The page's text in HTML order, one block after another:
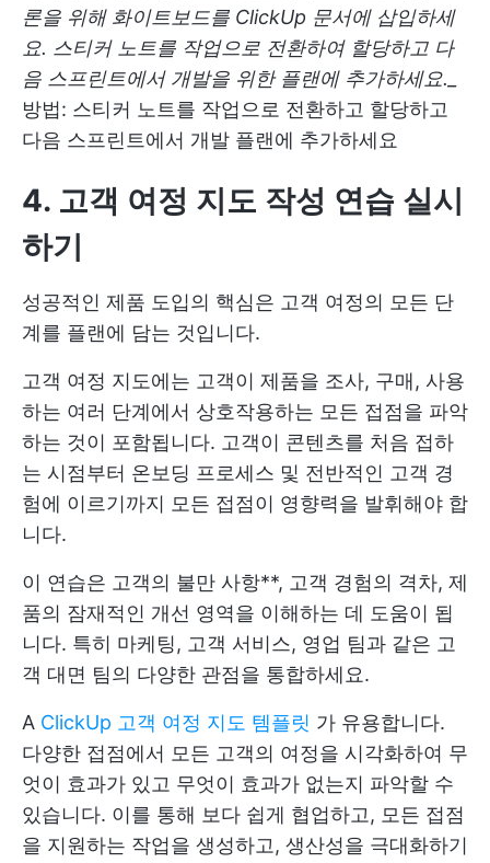
론을 위해 화이트보드를 ClickUp 문서에 삽입하세
요. 스티커 노트를 작업으로 전환하여 할당하고 다
음 스프린트에서 개발을 위한 플랜에 추가하세요._
방법: 스티커 노트를 작업으로 전환하고 할당하고
다음 스프린트에서 개발 플랜에 추가하세요
4. 고객 여정 지도 작성 연습 실시
하기
성공적인 제품 도입의 핵심은 고객 여정의 모든 단
계를 플랜에 담는 것입니다.
고객 여정 지도에는 고객이 제품을 조사, 구매, 사용
하는 여러 단계에서 상호작용하는 모든 접점을 파악
하는 것이 포함됩니다. 고객이 콘텐츠를 처음 접하
는 시점부터 온보딩 프로세스 및 전반적인 고객 경
험에 이르기까지 모든 접점이 영향력을 발휘해야 합
니다.
이 연습은 고객의 불만 사항**, 고객 경험의 격차, 제
품의 잠재적인 개선 영역을 이해하는 데 도움이 됩
니다. 특히 마케팅, 고객 서비스, 영업 팀과 같은 고
객 대면 팀의 다양한 관점을 통합하세요.
A ClickUp 고객 여정 지도 템플릿 가 유용합니다.
다양한 접점에서 모든 고객의 여정을 시각화하여 무
엇이 효과가 있고 무엇이 효과가 없는지 파악할 수
있습니다. 이를 통해 보다 쉽게 협업하고, 모든 접점
을 지원하는 작업을 생성하고, 생산성을 극대화하기